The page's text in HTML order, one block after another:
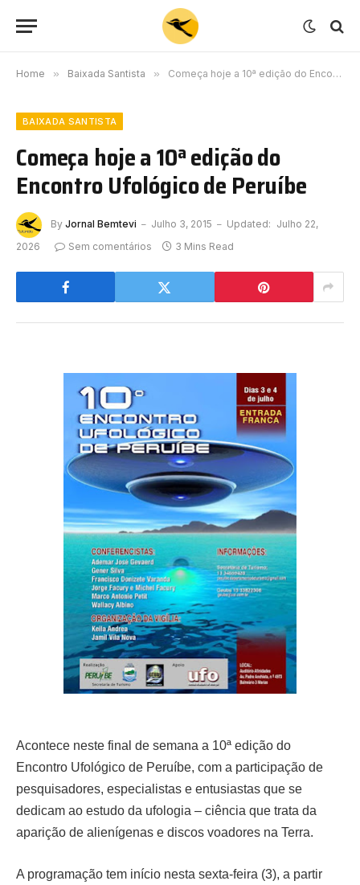
Home » Baixada Santista » Começa hoje a 10ª edição do Encontro Ufológico de Peruíbe
BAIXADA SANTISTA
Começa hoje a 10ª edição do
Encontro Ufológico de Peruíbe
By Jornal Bemtevi Julho 3, 2015 Updated: Julho 22,
2026
Sem comentários 3 Mins Read
Acontece neste final de semana a 10ª edição do
Encontro Ufológico de Peruíbe, com a participação de
pesquisadores, especialistas e entusiastas que se
dedicam ao estudo da ufologia – ciência que trata da
aparição de alienígenas e discos voadores na Terra.
A programação tem início nesta sexta-feira (3), a partir